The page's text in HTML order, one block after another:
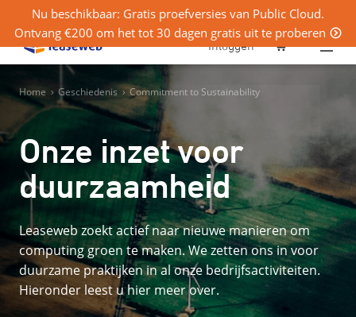
Nu beschikbaar: Gratis proefversies van Public Cloud.
Ontvang €200 om het tot 30 dagen gratis uit te proberen
Inloggen
0
Home › Geschiedenis › Commitment to Sustainability
Onze inzet voor
duurzaamheid
Leaseweb zoekt actief naar nieuwe manieren om
computing groen te maken. We zetten ons in voor
duurzame praktijken in al onze bedrijfsactiviteiten.
Hieronder leest u hier meer over.